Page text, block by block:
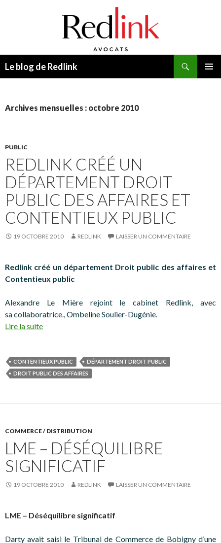
Le blog de Redlink
Archives mensuelles : octobre 2010
PUBLIC
REDLINK CRÉÉ UN
DÉPARTEMENT DROIT
PUBLIC DES AFFAIRES ET
CONTENTIEUX PUBLIC
19 OCTOBRE 2010 REDLINK LAISSER UN COMMENTAIRE
Redlink créé un département Droit public des affaires et
Contentieux public
Alexandre Le Mière rejoint le cabinet Redlink, avec
sa collaboratrice., Ombeline Soulier-Dugénie.
Lire la suite
CONTENTIEUX PUBLIC
DÉPARTEMENT DROIT PUBLIC
DROIT PUBLIC DES AFFAIRES
COMMERCE / DISTRIBUTION
LME – DÉSÉQUILIBRE
SIGNIFICATIF
19 OCTOBRE 2010 REDLINK LAISSER UN COMMENTAIRE
LME – Déséquilibre significatif
Darty avait saisi le Tribunal de Commerce de Bobigny d’une